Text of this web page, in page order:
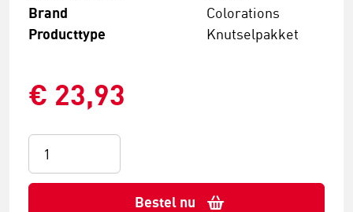
Brand Colorations
Producttype Knutselpakket
€ 23,93
Bestel nu